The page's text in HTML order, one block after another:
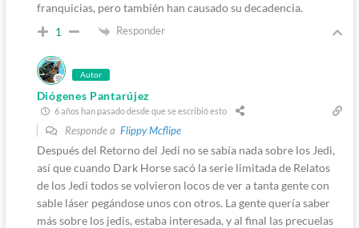
franquicias, pero también han causado su decadencia.
1 Responder
Autor
Diógenes Pantarújez
6 años han pasado desde que se escribió esto
Responde a Flippy Mcflipe
Después del Retorno del Jedi no se sabía nada sobre los Jedi,
así que cuando Dark Horse sacó la serie limitada de Relatos
de los Jedi todos se volvieron locos de ver a tanta gente con
sable láser pegándose unos con otros. La gente quería saber
más sobre los jedis, estaba interesada, y al final las precuelas